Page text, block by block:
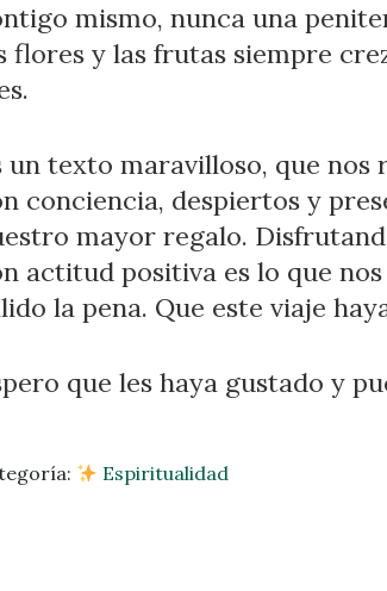
mismo, nunca una
flores y las frutas siempre
un texto maravilloso, que
conciencia, despiertos y
mayor regalo.
actitud positiva es lo que
la pena. Que este viaje
que les haya gustado y
Espiritualidad